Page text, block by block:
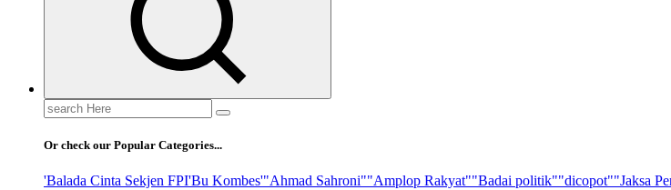
Search
for:
Or check our Popular Categories...
'Balada Cinta Sekjen FPI'Bu Kombes'"Ahmad Sahroni""Amplop Rakyat""Badai politik""dicopot""Jaksa